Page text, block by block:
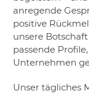
anregende
positive
unsere
passende
Unternehmen
Unser tägliches